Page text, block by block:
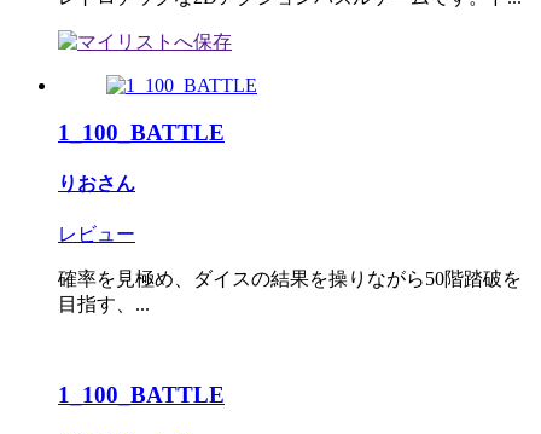
1_100_BATTLE
りおさん
レビュー
確率を見極め、ダイスの結果を操りながら50階踏破を
目指す、...
1_100_BATTLE